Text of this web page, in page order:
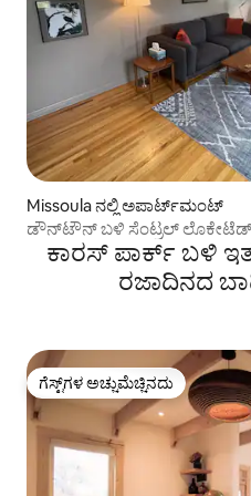
Missoula ನಲ್ಲಿ ಅಪಾರ್ಟ್‌ಮಂಟ್
ಡೌನ್‌ಟೌನ್ ಬಳಿ ಸೆಂಟ್ರಲ್ ಲೊಕೇಟೆಡ್
ಕಾರಸ್ ಪಾರ್ಕ್ ಬಳಿ
ರಜಾದಿನದ
ಗೆಸ್ಟ್‌ಗಳ ಅಚ್ಚುಮೆಚ್ಚಿನದು
ಗೆಸ್ಟ್‌ಗಳ ಅಚ್ಚುಮೆಚ್ಚಿನದು